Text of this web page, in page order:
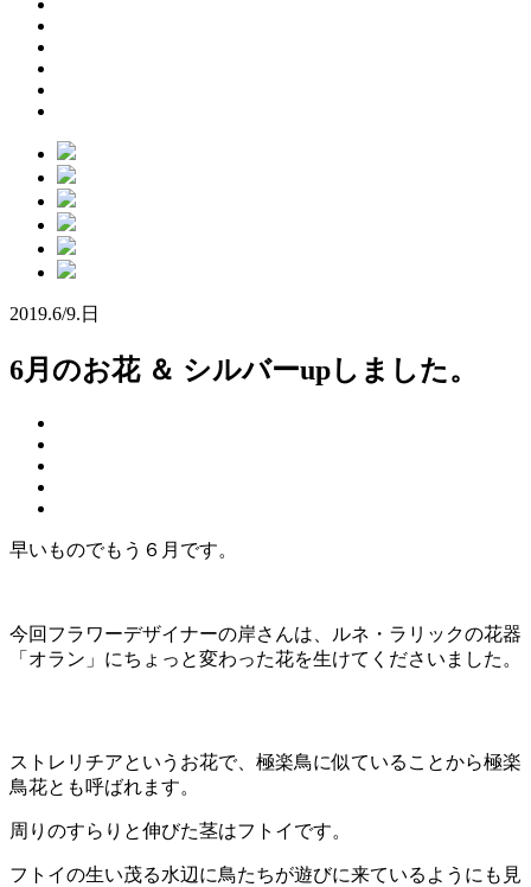
2019.6/9. 日
6月のお花 ＆ シルバーupしました。
早いものでもう６月です。
今回フラワーデザイナーの岸さんは、ルネ・ラリックの花器
「オラン」にちょっと変わった花を生けてくださいました。
ストレリチアというお花で、極楽鳥に似ていることから極楽
鳥花とも呼ばれます。
周りのすらりと伸びた茎はフトイです。
フトイの生い茂る水辺に鳥たちが遊びに来ているようにも見